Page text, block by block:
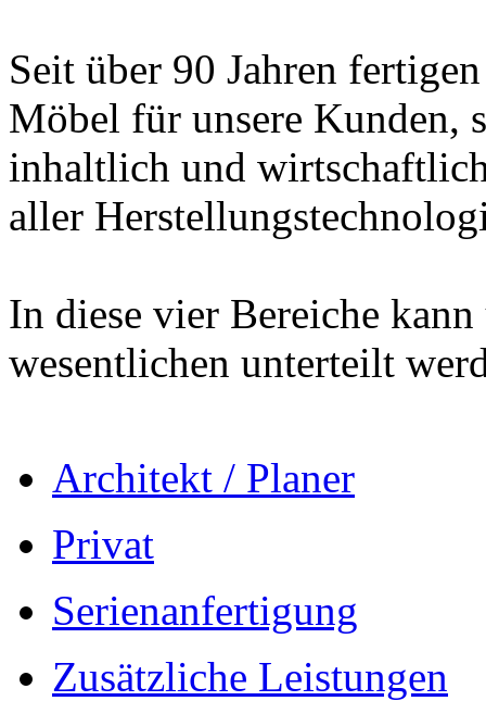
Seit über 90 Jahren
Möbel für unsere Kunden,
inhaltlich und
aller
In diese vier Bereiche
wesentlichen unterteilt
Architekt / Planer
Privat
Serienanfertigung
Zusätzliche Leistungen